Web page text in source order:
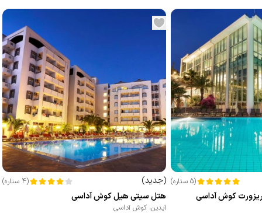
(
5 ستاره)
کوش آداسی
(جدید)
(
4 ستاره)
هتل سیتی هیل کوش آداسی
آیدین، کوش آداسی